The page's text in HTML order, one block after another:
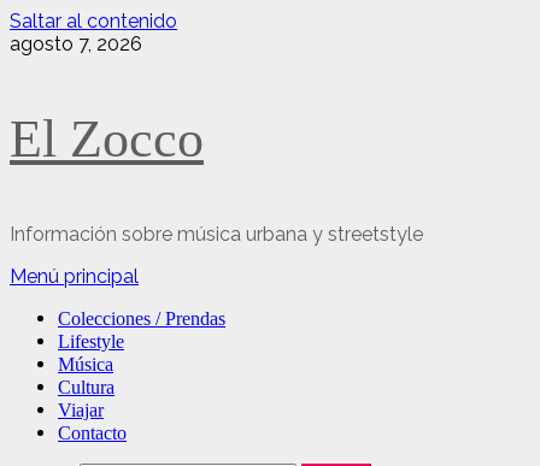
Saltar al contenido
agosto 7, 2026
El Zocco
Información sobre música urbana y streetstyle
Menú principal
Colecciones / Prendas
Lifestyle
Música
Cultura
Viajar
Contacto